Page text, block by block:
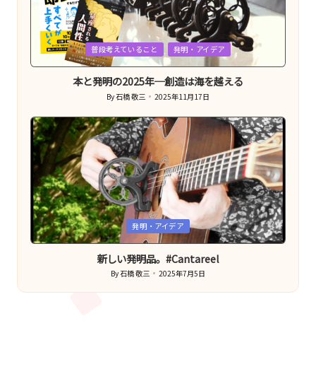
Posted
普段考えていること 発明・アイデア
本と発明の2025年─創造は海を越える
Posted
by
By石橋 敬三 2025年11月17日
Posted
in
発明・アイデア
新しい発明品。#Cantareel
Posted
by
By石橋 敬三 2025年7月5日